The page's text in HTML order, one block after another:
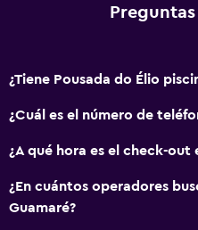
¿Tiene Pousada do Élio
¿Cuál es el número de
¿A qué hora es el check-out
¿En cuántos operadores
Guamaré?